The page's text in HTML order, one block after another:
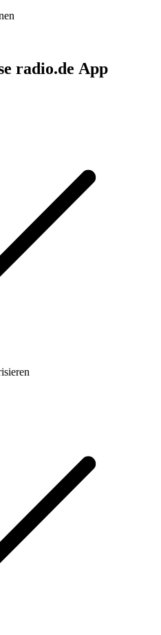
radio.de App